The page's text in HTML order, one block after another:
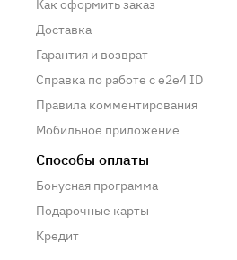
Как оформить заказ
Доставка
Гарантия и возврат
Справка по работе с e2e4 ID
Правила комментирования
Мобильное приложение
Способы оплаты
Бонусная программа
Подарочные карты
Кредит